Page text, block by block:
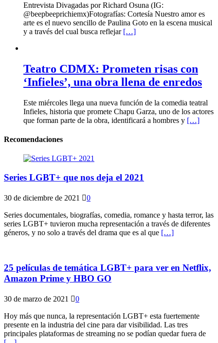
Entrevista Divagadas por Richard Osuna (IG:
@beepbeeprichiemx)Fotografías: Cortesía Nuestro amor es
arte es el nuevo sencillo de Paulina Goto en la escena musical
y a través del cual busca reflejar […]
Teatro CDMX: Prometen risas con
‘Infieles’, una obra llena de enredos
Este miércoles llega una nueva función de la comedia teatral
Infieles, historia que promete Chapu Garza, uno de los actores
que forman parte de la obra, identificará a hombres y […]
Recomendaciones
Series LGBT+ que nos deja el 2021
30 de diciembre de 2021 0
Series documentales, biografías, comedia, romance y hasta terror, las
series LGBT+ tuvieron mucha representación a través de diferentes
géneros, y no solo a través del drama que es al que […]
25 películas de temática LGBT+ para ver en Netflix,
Amazon Prime y HBO GO
30 de marzo de 2021 0
Hoy más que nunca, la representación LGBT+ esta fuertemente
presente en la industria del cine para dar visibilidad. Las tres
principales plataformas de streaming no se podían quedar fuera de